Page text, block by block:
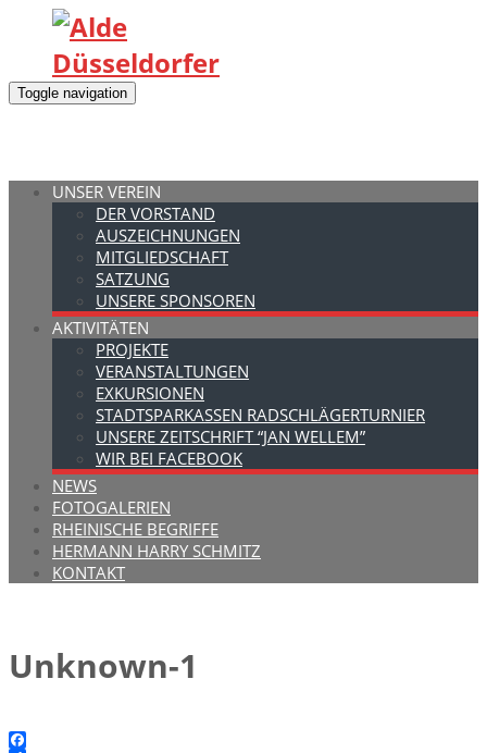
Toggle navigation
UNSER VEREIN
DER VORSTAND
AUSZEICHNUNGEN
MITGLIEDSCHAFT
SATZUNG
UNSERE SPONSOREN
AKTIVITÄTEN
PROJEKTE
VERANSTALTUNGEN
EXKURSIONEN
STADTSPARKASSEN RADSCHLÄGERTURNIER
UNSERE ZEITSCHRIFT “JAN WELLEM”
WIR BEI FACEBOOK
NEWS
FOTOGALERIEN
RHEINISCHE BEGRIFFE
HERMANN HARRY SCHMITZ
KONTAKT
Unknown-1